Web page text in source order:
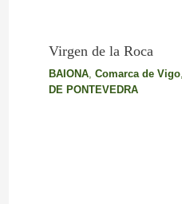
Virgen de la Roca
BAIONA, Comarca de Vigo,
DE PONTEVEDRA